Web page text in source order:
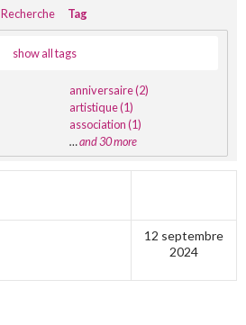
Recherche Tag
show all tags
anniversaire (2)
artistique (1)
association (1)
…and 30 more
12 septembre
2024